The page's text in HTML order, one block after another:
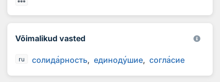
Võimalikud vasted
ru солидарность единодушие согласие